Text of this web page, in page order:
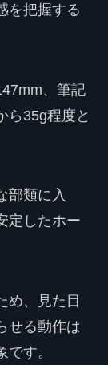
を把握する
、筆記
ら35g程度と
部類に入
定したホー
め、見た目
せる動作は
す。